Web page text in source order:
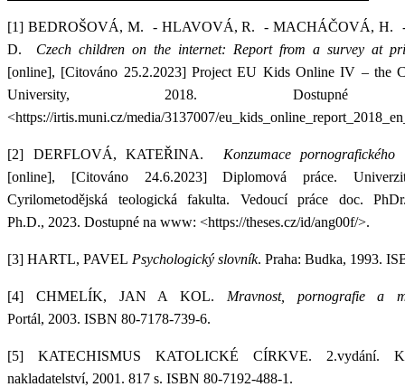
[1] BEDROŠOVÁ, M. - HLAVOVÁ, R. - MACHÁČOVÁ, H.
D. Czech children on the internet: Report from a survey at
[online], [Citováno 25.2.2023] Project EU Kids Online IV – the
University, 2018.
<https://irtis.muni.cz/media/3137007/
[2] DERFLOVÁ, KATEŘINA. Konzumace
[online], [Citováno 24.6.2023] Diplomová práce.
Cyrilometodějská teologická fakulta. Vedoucí práce doc.
Ph.D., 2023. Dostupné na www: <https://theses.cz/id/ang00f/>.
[3] HARTL, PAVEL Psychologický slovník. Praha: Budka, 1993.
[4] CHMELÍK, JAN A KOL. Mravnost, pornografie a
Portál, 2003. ISBN 80-7178-739-6.
[5] KATECHISMUS KATOLICKÉ CÍRKVE. 2.vydání.
nakladatelství, 2001. 817 s. ISBN 80-7192-488-1.